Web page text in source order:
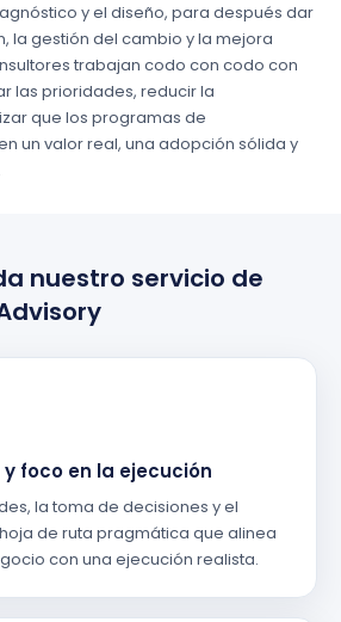
y el diseño, para después dar
la gestión del cambio y la mejora
trabajan codo con codo con
las prioridades, reducir la
que los programas de
un valor real, una adopción sólida y
nuestro servicio de
foco en la ejecución
la toma de decisiones y el
de ruta pragmática que alinea
con una ejecución realista.